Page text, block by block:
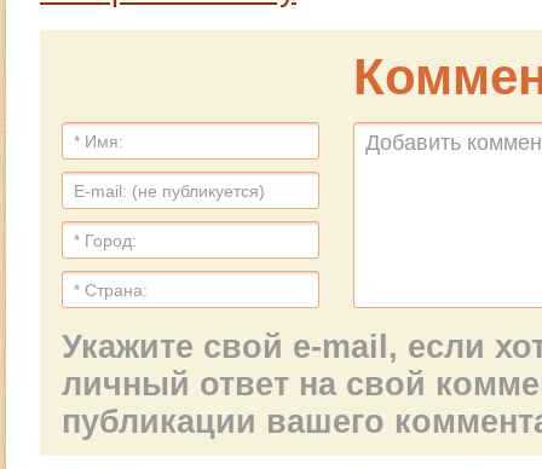
были проклятия мне
и моей семье.
Укажите свой e-mail, если
личный ответ на свой
публикации вашего